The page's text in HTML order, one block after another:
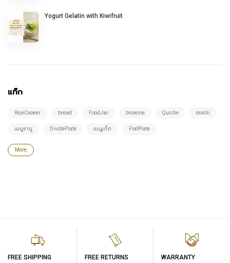
Yogurt Gelatin with Kiwifruit
แท็ก
RiceCooker bread FoodJar brownie Quiche mochi
เมนูชาบู DividePlate เมนูเด็ก FlatPlate
More
FREE SHIPPING
FREE RETURNS
WARRANTY